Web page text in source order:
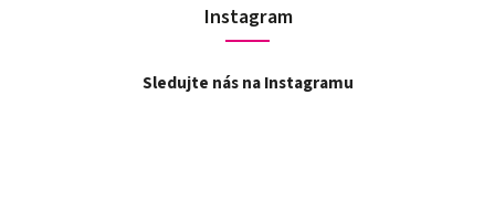
Instagram
Sledujte nás na Instagramu